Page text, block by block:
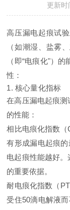
更新
高压漏电起痕试
（如潮湿、盐雾
（即“电痕化"）
性：
1. 核心量化指标
在高压漏电起痕
的性能：
相比电痕化指数（
有形成漏电起痕的
电起痕性能越好
的重要依据。
耐电痕化指数（
受住50滴电解液